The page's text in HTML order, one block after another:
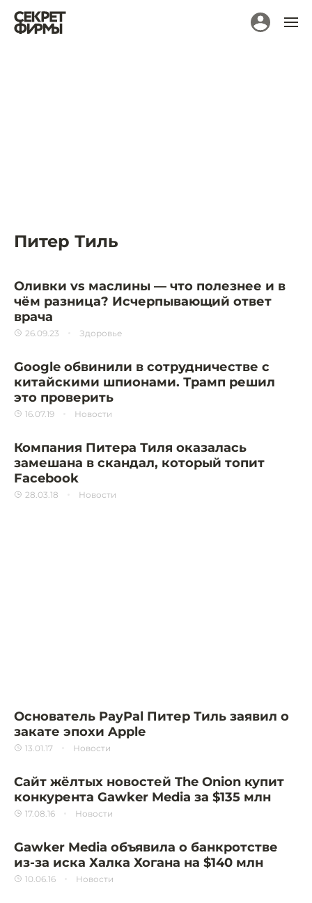
Питер Тиль
Оливки vs маслины — что полезнее и в
чём разница? Исчерпывающий ответ
врача
26.09.23 Здоровье
Google обвинили в сотрудничестве с
китайскими шпионами. Трамп решил
это проверить
16.07.19 Новости
Компания Питера Тиля оказалась
замешана в скандал, который топит
Facebook
28.03.18 Новости
Основатель PayPal Питер Тиль заявил о
закате эпохи Apple
13.01.17 Новости
Сайт жёлтых новостей The Onion купит
конкурента Gawker Media за $135 млн
17.08.16 Новости
Gawker Media объявила о банкротстве
из-за иска Халка Хогана на $140 млн
10.06.16 Новости